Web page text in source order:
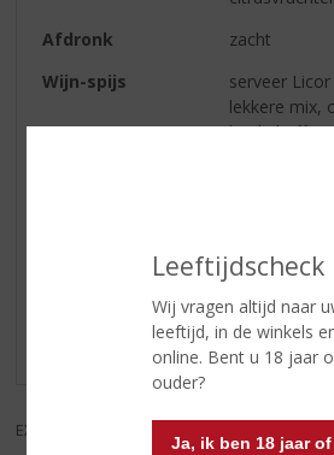
Leeftijdscheck
Wij vragen altijd naar
leeftijd, in de winkels
online. Bent u 18 jaar
ouder?
Ja, ik ben 18 jaar
Afdronk
zacht
Wijn-spijs
serveer
lekkere mix,
bij de koffie.
Reviews
Schrijf een review
Er zijn nog geen reviews geplaatst
EXCL. BTW